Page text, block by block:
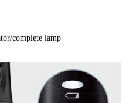
complete lamp